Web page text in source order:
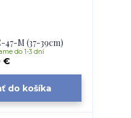
47-M (37-39cm)
€
do 1-3 dní
do košíka